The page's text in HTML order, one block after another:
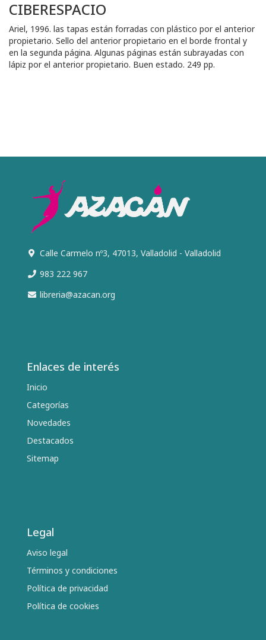
CIBERESPACIO
Ariel, 1996. las tapas están forradas con plástico por el anterior
propietario. Sello del anterior propietario en el borde frontal y
en la segunda página. Algunas páginas están subrayadas con
lápiz por el anterior propietario. Buen estado. 249 pp.
Calle Carmelo nº3, 47013, Valladolid - Valladolid
983 222 967
libreria@azacan.org
Enlaces de interés
Inicio
Categorías
Novedades
Destacados
Sitemap
Legal
Aviso legal
Términos y condiciones
Política de privacidad
Política de cookies